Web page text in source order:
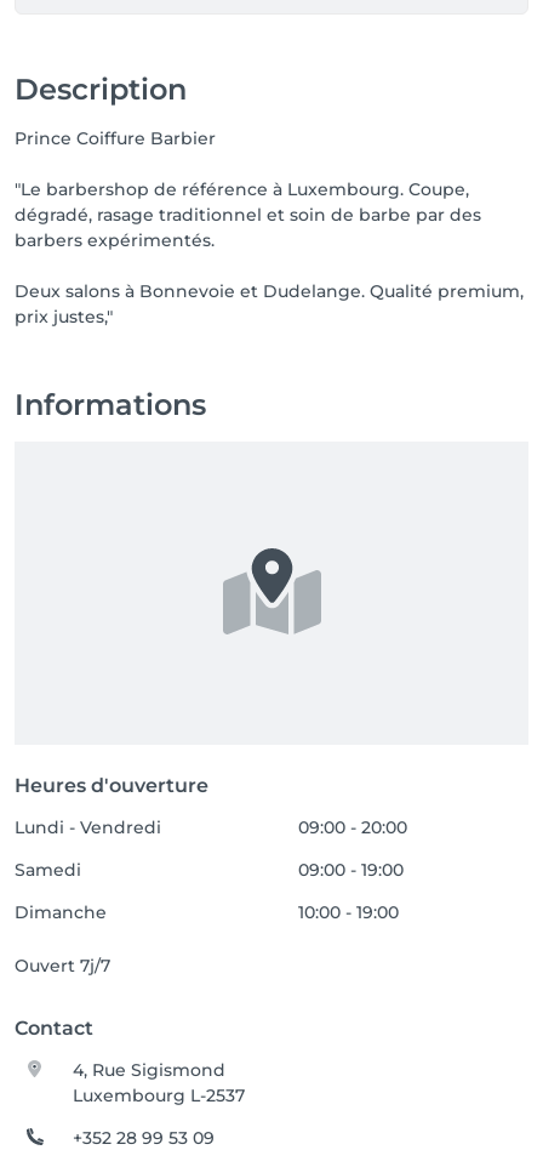
Description
Prince Coiffure Barbier
"Le barbershop de référence à Luxembourg. Coupe,
dégradé, rasage traditionnel et soin de barbe par des
barbers expérimentés.
Deux salons à Bonnevoie et Dudelange. Qualité premium,
Informations
Heures d'ouverture
Lundi - Vendredi
09:00 - 20:00
Samedi
09:00 - 19:00
Dimanche
10:00 - 19:00
Ouvert 7j/7
Contact
4, Rue Sigismond
Luxembourg L-2537
+352 28 99 53 09